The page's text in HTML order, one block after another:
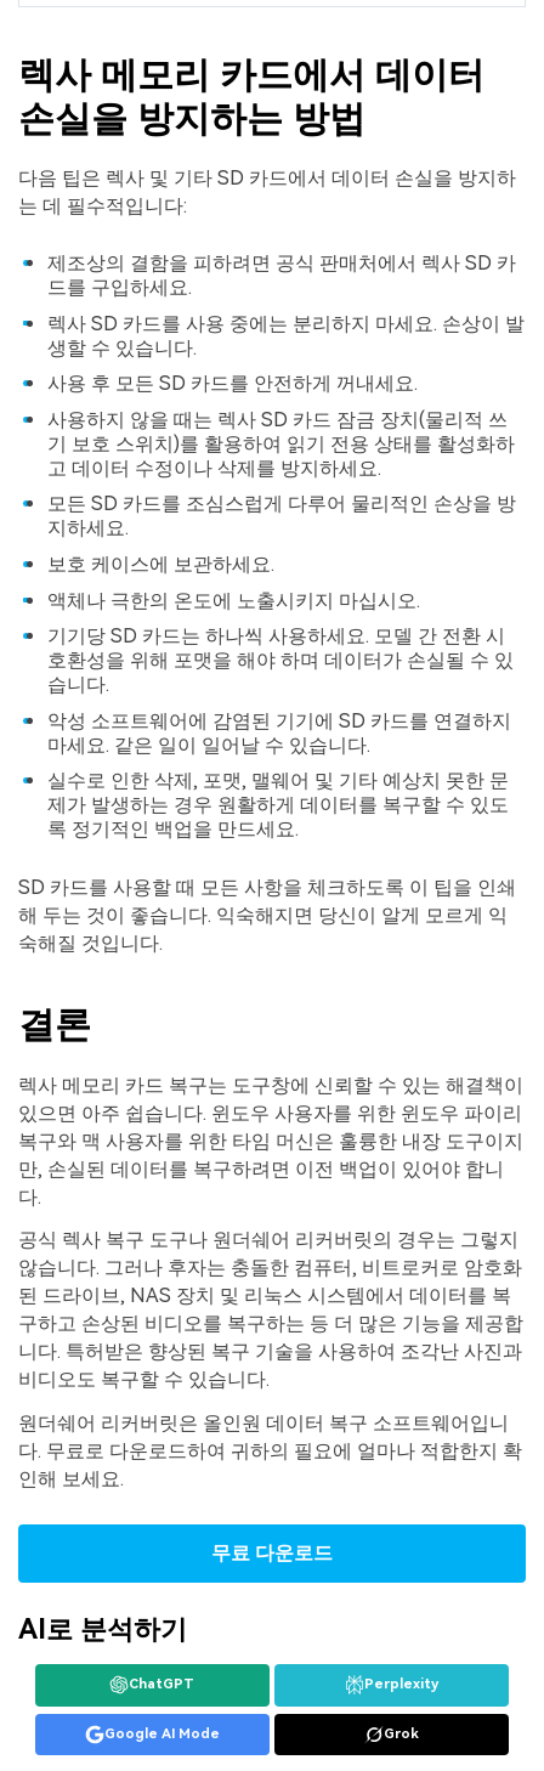
렉사 메모리 카드에서 데이터
손실을 방지하는 방법
다음 팁은 렉사 및 기타 SD 카드에서 데이터 손실을 방지하
는 데 필수적입니다:
제조상의 결함을 피하려면 공식 판매처에서 렉사 SD 카
드를 구입하세요.
렉사 SD 카드를 사용 중에는 분리하지 마세요. 손상이 발
생할 수 있습니다.
사용 후 모든 SD 카드를 안전하게 꺼내세요.
사용하지 않을 때는 렉사 SD 카드 잠금 장치(물리적 쓰
기 보호 스위치)를 활용하여 읽기 전용 상태를 활성화하
고 데이터 수정이나 삭제를 방지하세요.
모든 SD 카드를 조심스럽게 다루어 물리적인 손상을 방
지하세요.
보호 케이스에 보관하세요.
액체나 극한의 온도에 노출시키지 마십시오.
기기당 SD 카드는 하나씩 사용하세요. 모델 간 전환 시
호환성을 위해 포맷을 해야 하며 데이터가 손실될 수 있
습니다.
악성 소프트웨어에 감염된 기기에 SD 카드를 연결하지
마세요. 같은 일이 일어날 수 있습니다.
실수로 인한 삭제, 포맷, 맬웨어 및 기타 예상치 못한 문
제가 발생하는 경우 원활하게 데이터를 복구할 수 있도
록 정기적인 백업을 만드세요.
SD 카드를 사용할 때 모든 사항을 체크하도록 이 팁을 인쇄
해 두는 것이 좋습니다. 익숙해지면 당신이 알게 모르게 익
숙해질 것입니다.
결론
렉사 메모리 카드 복구는 도구창에 신뢰할 수 있는 해결책이
있으면 아주 쉽습니다. 윈도우 사용자를 위한 윈도우 파이리
복구와 맥 사용자를 위한 타임 머신은 훌륭한 내장 도구이지
만, 손실된 데이터를 복구하려면 이전 백업이 있어야 합니
다.
공식 렉사 복구 도구나 원더쉐어 리커버릿의 경우는 그렇지
않습니다. 그러나 후자는 충돌한 컴퓨터, 비트로커로 암호화
된 드라이브, NAS 장치 및 리눅스 시스템에서 데이터를 복
구하고 손상된 비디오를 복구하는 등 더 많은 기능을 제공합
니다. 특허받은 향상된 복구 기술을 사용하여 조각난 사진과
비디오도 복구할 수 있습니다.
원더쉐어 리커버릿은 올인원 데이터 복구 소프트웨어입니
다. 무료로 다운로드하여 귀하의 필요에 얼마나 적합한지 확
인해 보세요.
무료 다운로드
AI로 분석하기
ChatGPT Perplexity
Google AI Mode Grok